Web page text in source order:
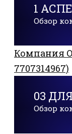
1
Обзор
Компания
7707314967)
03
Обзор